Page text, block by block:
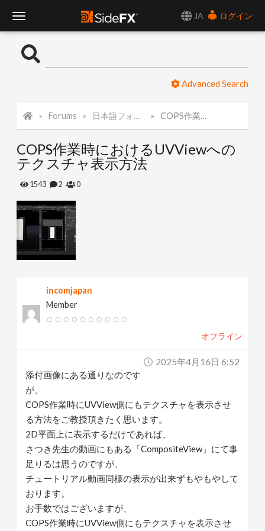
JA
ログイン
o
l
e
N
a
Advanced Search
Forums 日本語フォーラム COPS作業時におけるUVViewへのテクスチャ表示方法
COPS作業時におけるUVViewへの
テクスチャ表示方法
1543 2 0
incomjapan
Member
オフライン
2025年4月16日 6:52
添付画像にある通りなのです
が、
COPS作業時にUVView側にもテクスチャを表示させ
る方法をご教授頂きたく思います。
2D平面上に表示するだけであれば、
さつき先生の動画にもある「CompositeView」にて事
足りるは思うのですが、
チュートリアル動画同様の表示が出来ずもやもやして
おります。
お手数ではございますが、
COPS作業時にUVView側にもテクスチャを表示させ